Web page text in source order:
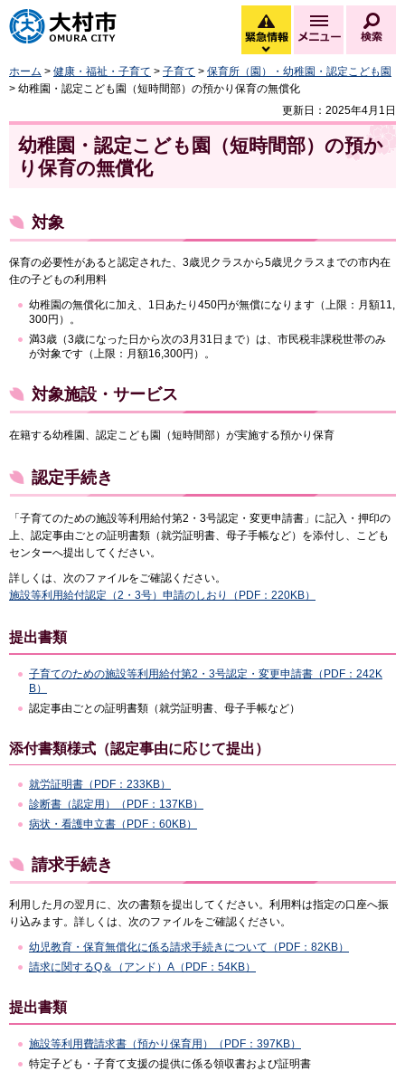
大村市
緊急情報
緊急情報を開く
メニュー
ホーム > 健康・福祉・子育て > 子育て > 保育所（園）・幼稚園・認定こども園
> 幼稚園・認定こども園（短時間部）の預かり保育の無償化
更新日：2025年4月1日
幼稚園・認定こども園（短時間部）の預か
り保育の無償化
対象
保育の必要性があると認定された、3歳児クラスから5歳児クラスまでの市内在
住の子どもの利用料
幼稚園の無償化に加え、1日あたり450円が無償になります（上限：月額11,
300円）。
満3歳（3歳になった日から次の3月31日まで）は、市民税非課税世帯のみ
が対象です（上限：月額16,300円）。
対象施設・サービス
在籍する幼稚園、認定こども園（短時間部）が実施する預かり保育
認定手続き
「子育てのための施設等利用給付第2・3号認定・変更申請書」に記入・押印の
上、認定事由ごとの証明書類（就労証明書、母子手帳など）を添付し、こども
センターへ提出してください。
詳しくは、次のファイルをご確認ください。
施設等利用給付認定（2・3号）申請のしおり（PDF：220KB）
提出書類
子育てのための施設等利用給付第2・3号認定・変更申請書（PDF：242K
B）
認定事由ごとの証明書類（就労証明書、母子手帳など）
添付書類様式（認定事由に応じて提出）
就労証明書（PDF：233KB）
診断書（認定用）（PDF：137KB）
病状・看護申立書（PDF：60KB）
請求手続き
利用した月の翌月に、次の書類を提出してください。利用料は指定の口座へ振
り込みます。詳しくは、次のファイルをご確認ください。
幼児教育・保育無償化に係る請求手続きについて（PDF：82KB）
請求に関するQ＆（アンド）A（PDF：54KB）
提出書類
施設等利用費請求書（預かり保育用）（PDF：397KB）
特定子ども・子育て支援の提供に係る領収書および証明書